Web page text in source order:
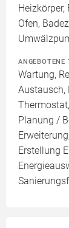
Ofen,
ANGEBOTENE
Wartung,
Austausch,
Planung /
Erstellung